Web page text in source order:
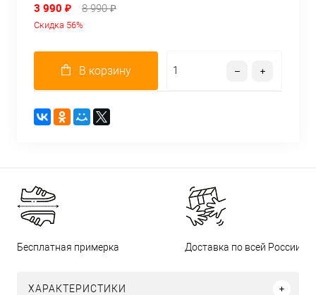
3 990 ₽ 8 990 ₽
Скидка 56%
В корзину
Бесплатная примерка Доставка по всей России
ХАРАКТЕРИСТИКИ